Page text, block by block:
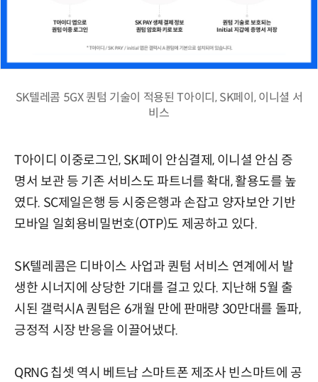
SK텔레콤 5GX 퀀텀 기술이 적용된 T아이디, SK페이, 이니셜 서
비스
T아이디 이중로그인, SK페이 안심결제, 이니셜 안심 증
명서 보관 등 기존 서비스도 파트너를 확대, 활용도를 높
였다. SC제일은행 등 시중은행과 손잡고 양자보안 기반
모바일 일회용비밀번호(OTP)도 제공하고 있다.
SK텔레콤은 디바이스 사업과 퀀텀 서비스 연계에서 발
생한 시너지에 상당한 기대를 걸고 있다. 지난해 5월 출
시된 갤럭시A 퀀텀은 6개월 만에 판매량 30만대를 돌파,
긍정적 시장 반응을 이끌어냈다.
QRNG 칩셋 역시 베트남 스마트폰 제조사 빈스마트에 공